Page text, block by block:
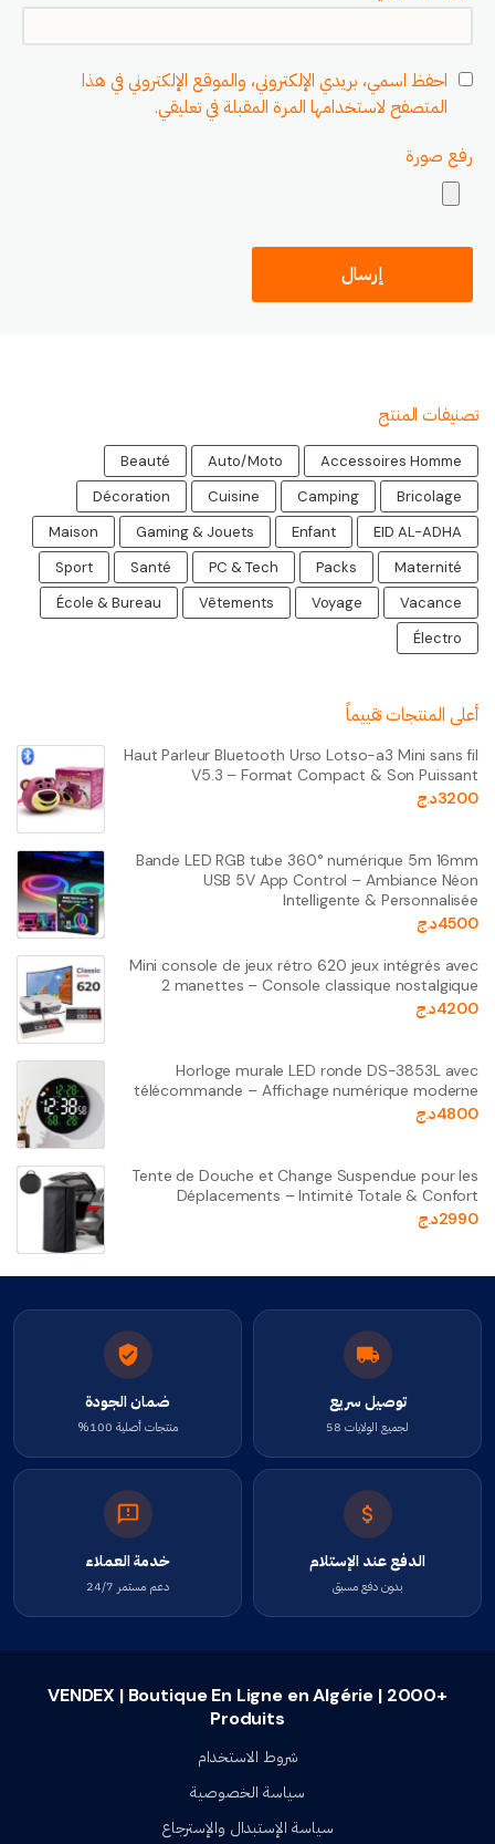
احفظ اسمي، بريدي الإلكتروني، والموقع الإلكتروني في هذا
المتصفح لاستخدامها المرة المقبلة في تعليقي.
رفع صورة
تصنيفات المنتج
Accessoires Homme
Auto/Moto
Beauté
Bricolage
Camping
Cuisine
Décoration
EID AL-ADHA
Enfant
Gaming & Jouets
Maison
Maternité
Packs
PC & Tech
Santé
Sport
Vacance
Voyage
Vêtements
École & Bureau
Électro
أعلى المنتجات تقييماً
Haut Parleur Bluetooth Urso Lotso-a3 Mini sans fil
V5.3 – Format Compact & Son Puissant
3200د.ج
Bande LED RGB tube 360° numérique 5m 16mm
USB 5V App Control – Ambiance Néon
Intelligente & Personnalisée
4500د.ج
Mini console de jeux rétro 620 jeux intégrés avec
2 manettes – Console classique nostalgique
4200د.ج
Horloge murale LED ronde DS-3853L avec
télécommande – Affichage numérique moderne
4800د.ج
Tente de Douche et Change Suspendue pour les
Déplacements – Intimité Totale & Confort
2990د.ج
توصيل سريع
لجميع الولايات 58
ضمان الجودة
منتجات أصلية 100%
الدفع عند الإستلام
بدون دفع مسبق
خدمة العملاء
دعم مستمر 24/7
VENDEX | Boutique En Ligne en Algérie | 2000+
Produits
شروط الاستخدام
سياسة الخصوصية
سياسة الإستبدال والإسترجاع